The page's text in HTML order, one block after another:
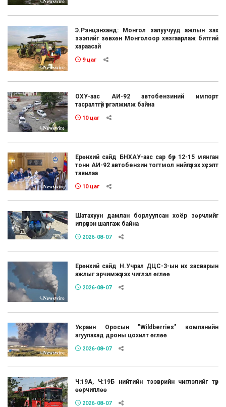
Э.Рэнцэнханд: Монгол залуучууд ажлын зах
зээлийг зөвхөн Монголоор хязгаарлаж битгий
хараасай
9 цаг
ОХУ-аас АИ-92 автобензиний импорт
тасралтгүй үргэлжилж байна
10 цаг
Ерөнхий сайд БНХАУ-аас сар бүр 12-15 мянган
тонн АИ-92 автобензин тогтмол нийлүүлэх хүсэлт
тавилаа
10 цаг
Шатахуун дамлан борлуулсан хоёр зөрчлийг
илрүүлэн шалгаж байна
2026-08-07
Ерөнхий сайд Н.Учрал ДЦС-3-ын их засварын
ажлыг эрчимжүүлэх чиглэл өглөө
2026-08-07
Украин Оросын "Wildberries" компанийн
агуулахад дроны цохилт өглөө
2026-08-07
Ч:19А, Ч:19Б нийтийн тээврийн чиглэлийг түр
өөрчиллөө
2026-08-07